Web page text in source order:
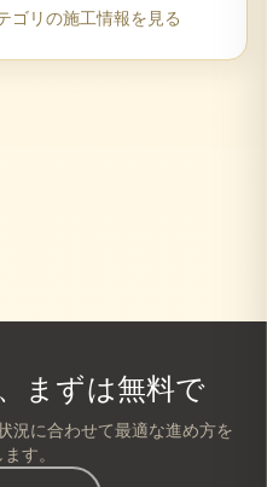
ゴリの施工情報を見る
まずは無料で
況に合わせて最適な進め方を
す。